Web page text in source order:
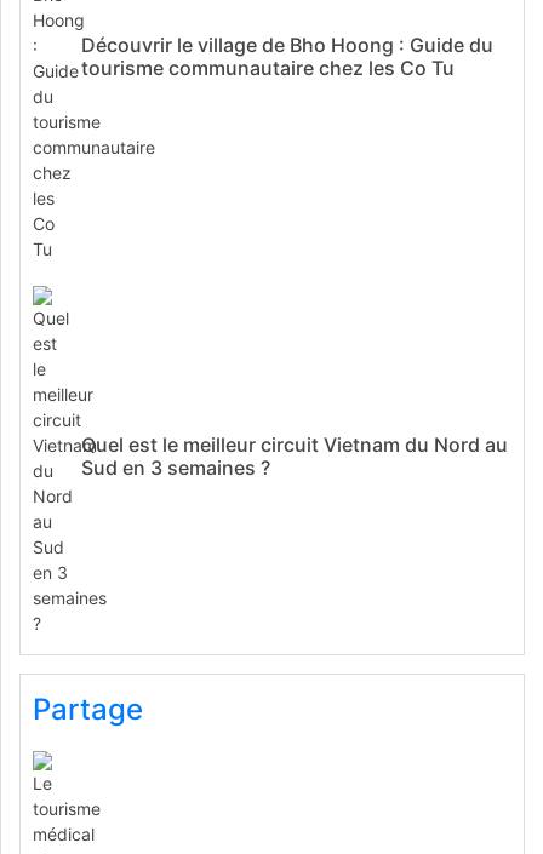
Découvrir le village de Bho Hoong : Guide du
tourisme communautaire chez les Co Tu
Quel est le meilleur circuit Vietnam du Nord au
Sud en 3 semaines ?
Partage